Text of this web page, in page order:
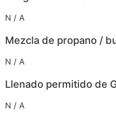
N / A
Mezcla de propano /
N / A
Llenado permitido de
N / A